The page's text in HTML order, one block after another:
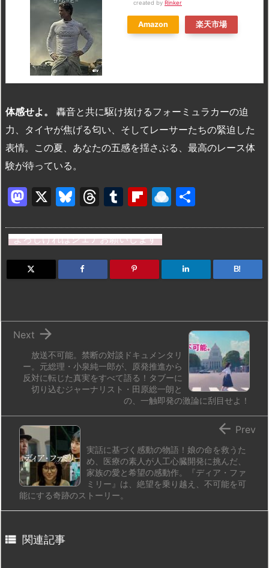
created by Rinker
Amazon 楽天市場
体感せよ。
轟音と共に駆け抜けるフォーミュラカーの迫
力、タイヤが焦げる匂い、そしてレーサーたちの緊迫した
表情。この夏、あなたの五感を揺さぶる、最高のレース体
験が待っている。
M
st
o
d
X
Bl
e
s
k
T
e
a
d
T
m
bl
r
Fl
b
o
ar
R
n
dr
o
よろしければシェアお願いします
B!
放送不可能。禁断の対談ドキュメンタリ
ー。元総理・小泉純一郎が、原発推進から
反対に転じた真実をすべて語る！タブーに
切り込むジャーナリスト・田原総一朗と
の、一触即発の激論に刮目せよ！

Next
実話に基づく感動の物語！娘の命を救うた
め、医療の素人が人工心臓開発に挑んだ、
家族の愛と希望の感動作。『ディア・ファ
ミリー』は、絶望を乗り越え、不可能を可
能にする奇跡のストーリー。
 Prev
 関連記事